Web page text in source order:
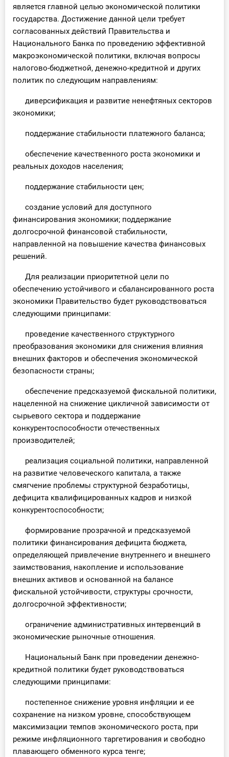
является главной целью экономической политики
государства. Достижение данной цели требует
согласованных действий Правительства и
Национального Банка по проведению эффективной
макроэкономической политики, включая вопросы
налогово-бюджетной, денежно-кредитной и других
политик по следующим направлениям:
диверсификация и развитие ненефтяных секторов
экономики;
поддержание стабильности платежного баланса;
обеспечение качественного роста экономики и
реальных доходов населения;
поддержание стабильности цен;
создание условий для доступного
финансирования экономики; поддержание
долгосрочной финансовой стабильности,
направленной на повышение качества финансовых
решений.
Для реализации приоритетной цели по
обеспечению устойчивого и сбалансированного роста
экономики Правительство будет руководствоваться
следующими принципами:
проведение качественного структурного
преобразования экономики для снижения влияния
внешних факторов и обеспечения экономической
безопасности страны;
обеспечение предсказуемой фискальной политики,
нацеленной на снижение цикличной зависимости от
сырьевого сектора и поддержание
конкурентоспособности отечественных
производителей;
реализация социальной политики, направленной
на развитие человеческого капитала, а также
смягчение проблемы структурной безработицы,
дефицита квалифицированных кадров и низкой
конкурентоспособности;
формирование прозрачной и предсказуемой
политики финансирования дефицита бюджета,
определяющей привлечение внутреннего и внешнего
заимствования, накопление и использование
внешних активов и основанной на балансе
фискальной устойчивости, структуры срочности,
долгосрочной эффективности;
ограничение административных интервенций в
экономические рыночные отношения.
Национальный Банк при проведении денежно-
кредитной политики будет руководствоваться
следующими принципами:
постепенное снижение уровня инфляции и ее
сохранение на низком уровне, способствующем
максимизации темпов экономического роста, при
режиме инфляционного таргетирования и свободно
плавающего обменного курса тенге;